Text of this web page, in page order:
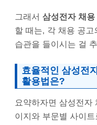
그래서 삼성전자 채용
할 때는, 각 채용 공
습관을 들이시는 걸
효율적인 삼성전
활용법은?
요약하자면 삼성전자
이지와 부문별 사이